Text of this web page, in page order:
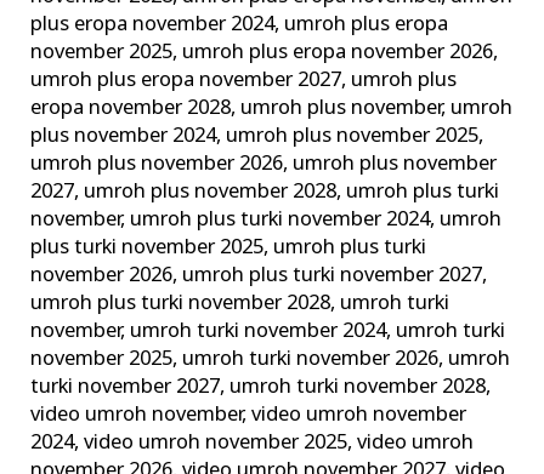
plus eropa november 2024, umroh plus eropa
november 2025, umroh plus eropa november 2026,
umroh plus eropa november 2027, umroh plus
eropa november 2028, umroh plus november, umroh
plus november 2024, umroh plus november 2025,
umroh plus november 2026, umroh plus november
2027, umroh plus november 2028, umroh plus turki
november, umroh plus turki november 2024, umroh
plus turki november 2025, umroh plus turki
november 2026, umroh plus turki november 2027,
umroh plus turki november 2028, umroh turki
november, umroh turki november 2024, umroh turki
november 2025, umroh turki november 2026, umroh
turki november 2027, umroh turki november 2028,
video umroh november,video umroh november
2024,video umroh november 2025,video umroh